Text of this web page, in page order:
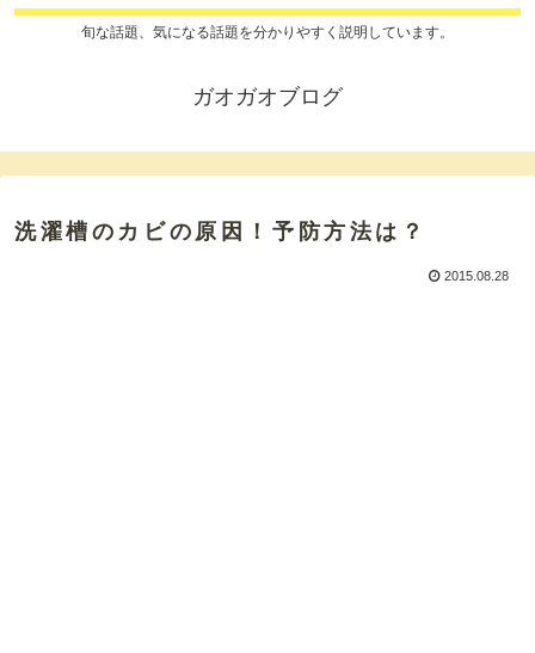
旬な話題、気になる話題を分かりやすく説明しています。
ガオガオブログ
洗濯槽のカビの原因！予防方法は？
2015.08.28